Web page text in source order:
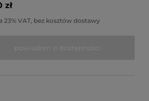
zł
23% VAT, bez kosztów dostawy